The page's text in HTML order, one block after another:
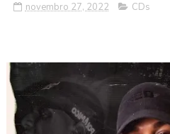
novembro 27, 2022 CDs